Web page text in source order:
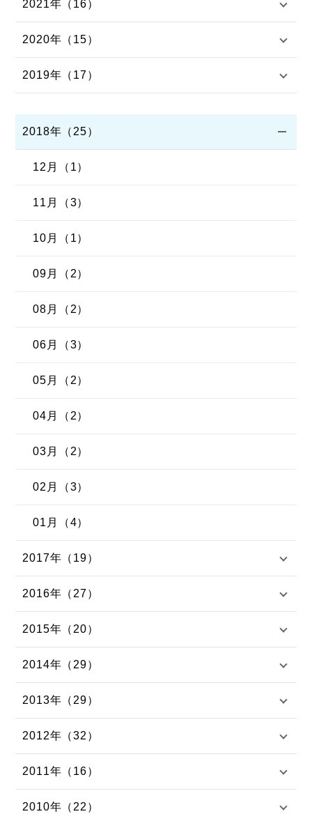
2021年（16）
2020年（15）
2019年（17）
2018年（25）
12月（1）
11月（3）
10月（1）
09月（2）
08月（2）
06月（3）
05月（2）
04月（2）
03月（2）
02月（3）
01月（4）
2017年（19）
2016年（27）
2015年（20）
2014年（29）
2013年（29）
2012年（32）
2011年（16）
2010年（22）